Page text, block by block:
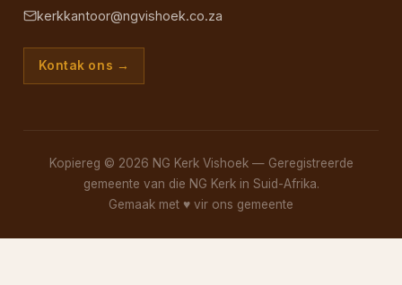
kerkkantoor@ngvishoek.co.za
Kontak ons →
Kopiereg © 2026 NG Kerk Vishoek — Geregistreerde
gemeente van die NG Kerk in Suid-Afrika.
Gemaak met ♥ vir ons gemeente